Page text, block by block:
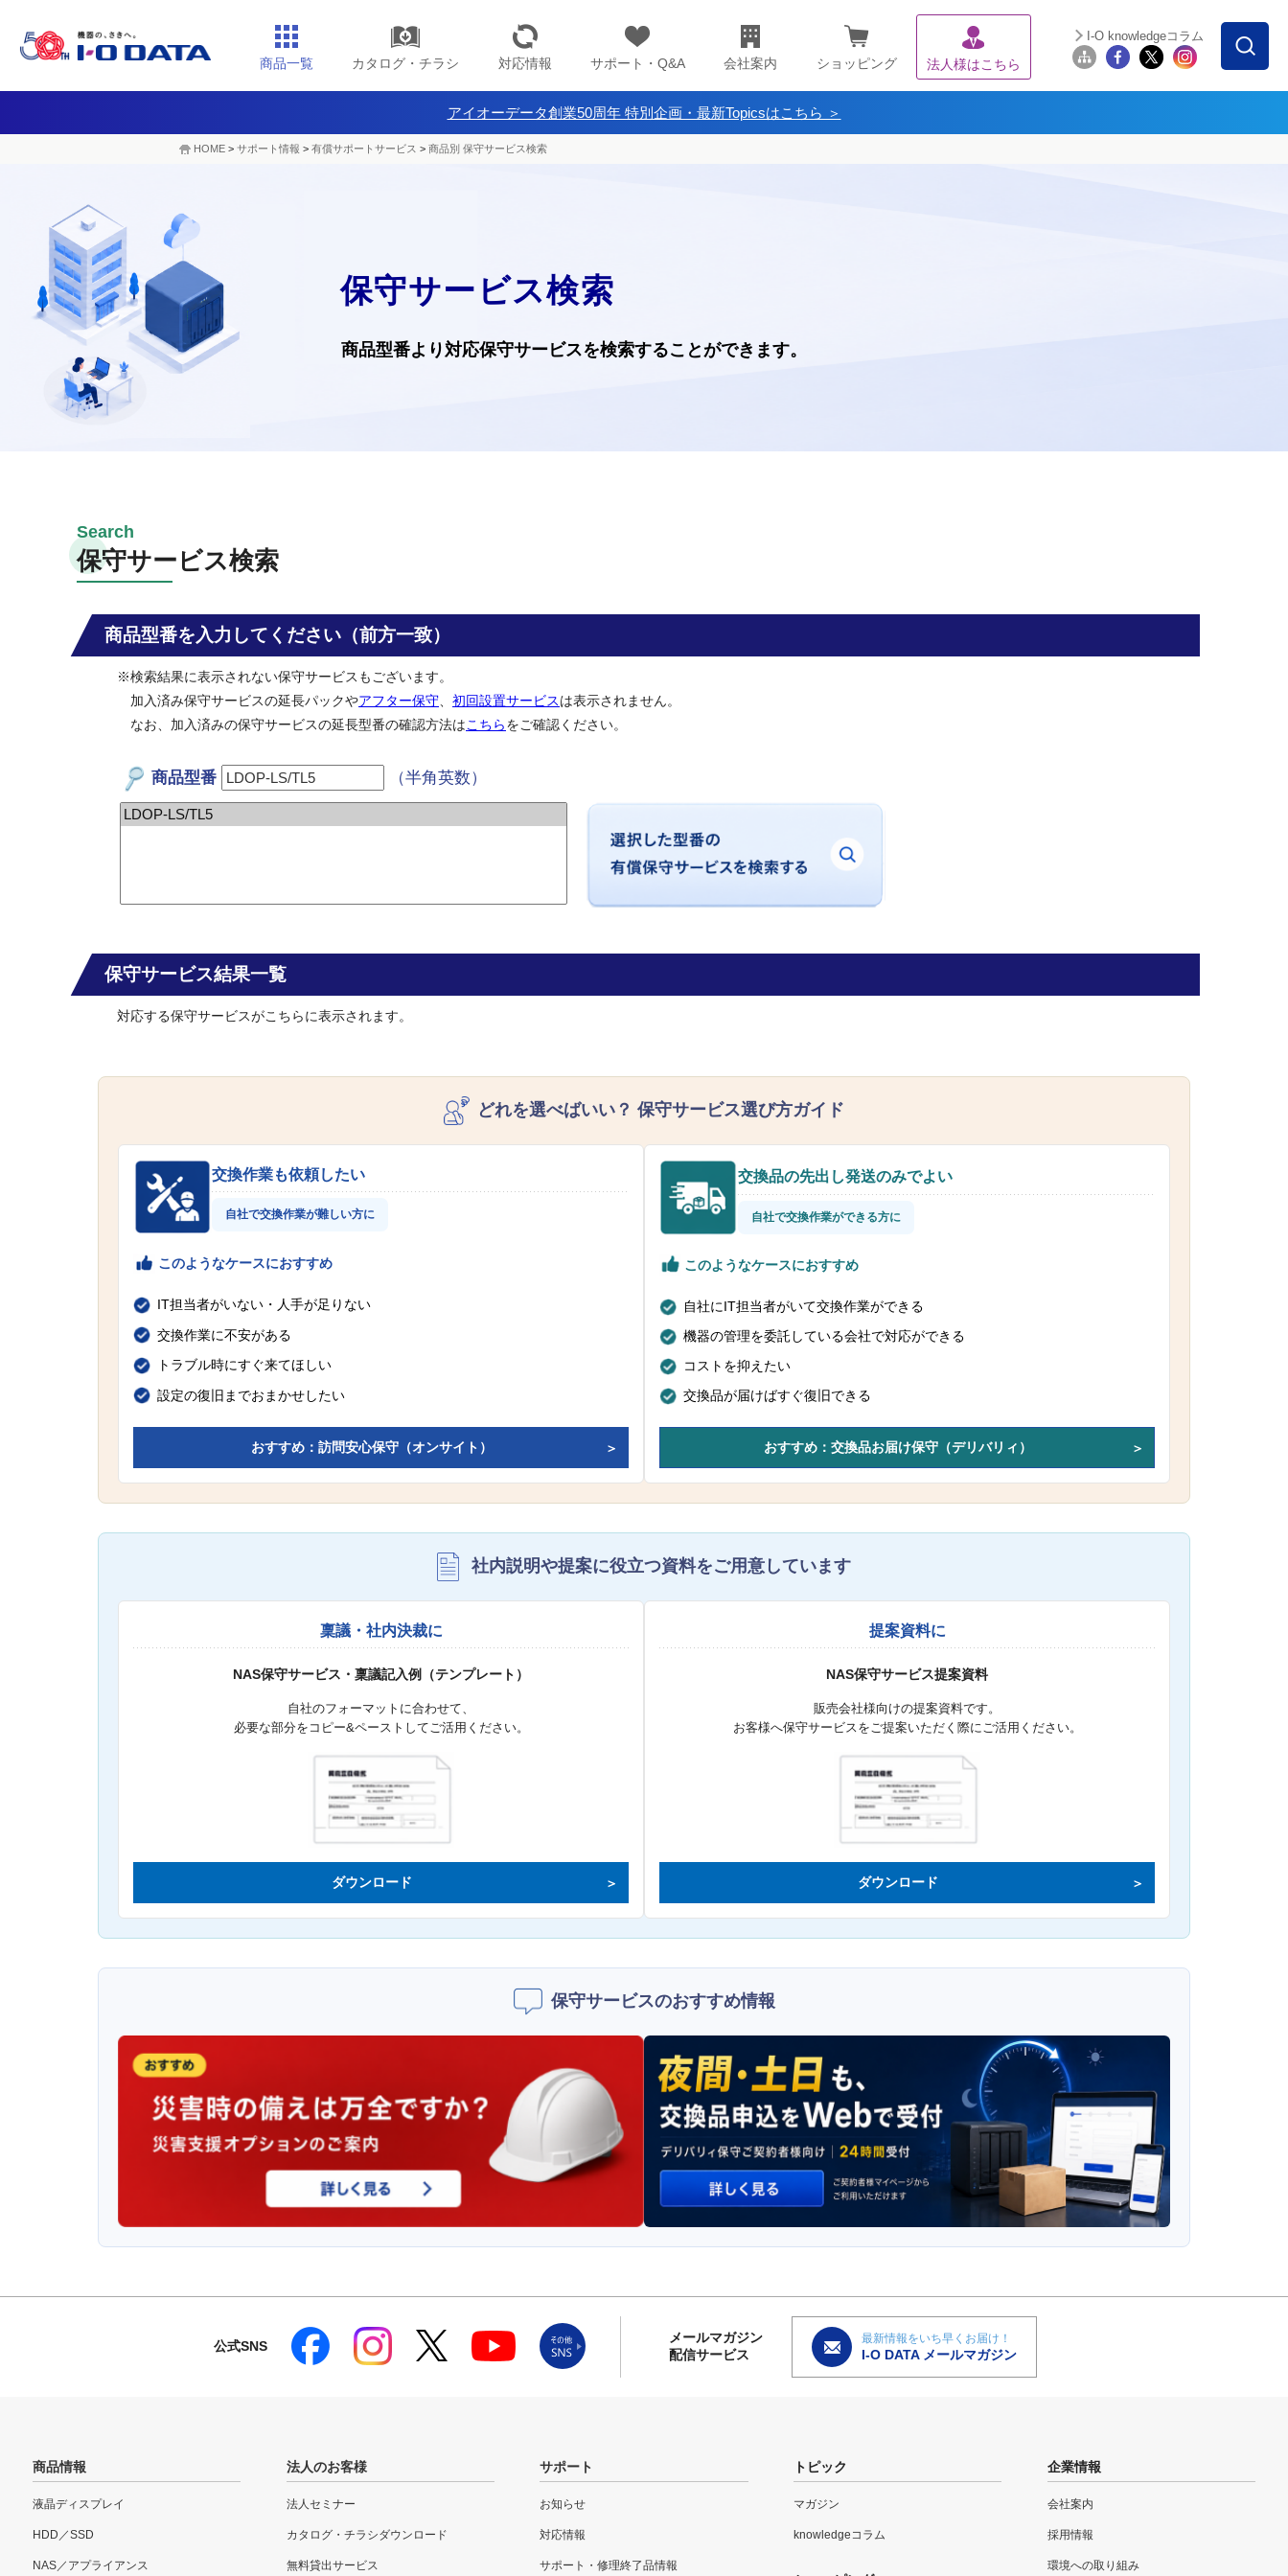
商品一覧 カタログ・チラシ 対応情報 サポート・Q&A 会社案内 ショッピング 法人様はこちら
I-O knowledgeコラム
アイオーデータ創業50周年 特別企画・最新Topicsはこちら ＞
HOME > サポート情報 > 有償サポートサービス > 商品別 保守サービス検索
保守サービス検索
商品型番より対応保守サービスを検索することができます。
保守サービス検索
商品型番を入力してください（前方一致）
※検索結果に表示されない保守サービスもございます。
加入済み保守サービスの延長パックやアフター保守 初回設置サービスは表示されません。
なお、加入済みの保守サービスの延長型番の確認方法はこちらをご確認ください。
商品型番 （半角英数）
保守サービス結果一覧
対応する保守サービスがこちらに表示されます。
どれを選べばいい？ 保守サービス選び方ガイド
交換作業も依頼したい
自社で交換作業が難しい方に
このようなケースにおすすめ
IT担当者がいない・人手が足りない
交換作業に不安がある
トラブル時にすぐ来てほしい
設定の復旧までおまかせしたい
おすすめ：訪問安心保守（オンサイト）
交換品の先出し発送のみでよい
自社で交換作業ができる方に
このようなケースにおすすめ
自社にIT担当者がいて交換作業ができる
機器の管理を委託している会社で対応ができる
コストを抑えたい
交換品が届けばすぐ復旧できる
おすすめ：交換品お届け保守（デリバリィ）
社内説明や提案に役立つ資料をご用意しています
稟議・社内決裁に
NAS保守サービス・稟議記入例（テンプレート）
自社のフォーマットに合わせて、
必要な部分をコピー&ペーストしてご活用ください。
ダウンロード
提案資料に
NAS保守サービス提案資料
販売会社様向けの提案資料です。
お客様へ保守サービスをご提案いただく際にご活用ください。
ダウンロード
保守サービスのおすすめ情報
公式SNS
メールマガジン
配信サービス
最新情報をいち早くお届け！
I-O DATA メールマガジン
商品情報
液晶ディスプレイ
HDD／SSD
NAS／アプライアンス
法人のお客様
法人セミナー
カタログ・チラシダウンロード
無料貸出サービス
サポート
お知らせ
対応情報
サポート・修理終了品情報
トピック
マガジン
knowledgeコラム
企業情報
会社案内
採用情報
環境への取り組み